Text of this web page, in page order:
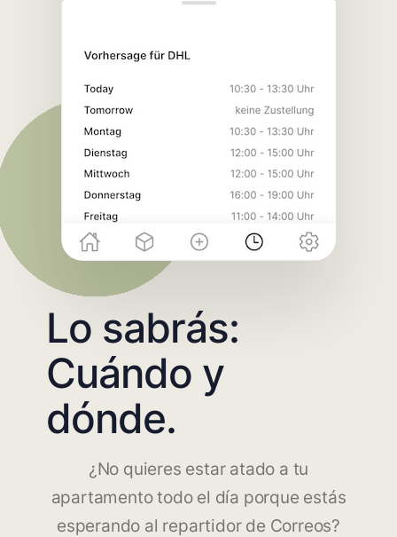
Lo sabrás:
Cuándo y
dónde.
¿No quieres estar atado a tu
apartamento todo el día porque estás
esperando al repartidor de Correos?